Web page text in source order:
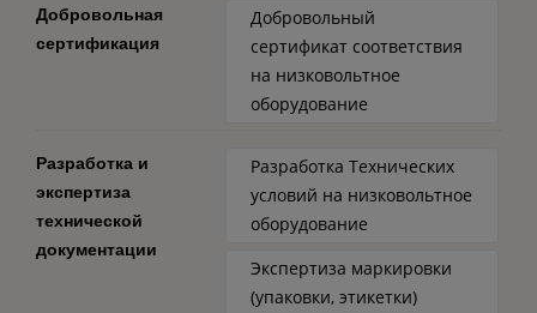
Добровольная
сертификация
Добровольный
сертификат соответствия
на низковольтное
оборудование
Разработка и
экспертиза
технической
документации
Разработка Технических
условий на низковольтное
оборудование
Экспертиза маркировки
(упаковки, этикетки)